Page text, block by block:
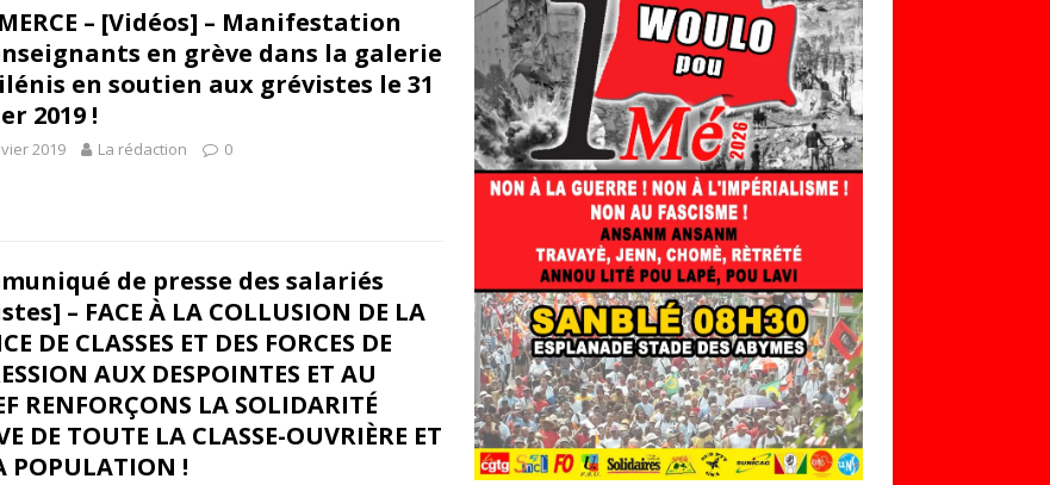
– [Vidéos] – Manifestation
en grève dans la galerie
en soutien aux grévistes le 31
2019 !
2019 La rédaction 0
de presse des salariés
– FACE À LA COLLUSION DE LA
DE CLASSES ET DES FORCES DE
AUX DESPOINTES ET AU
RENFORÇONS LA SOLIDARITÉ
DE TOUTE LA CLASSE-OUVRIÈRE ET
POPULATION !